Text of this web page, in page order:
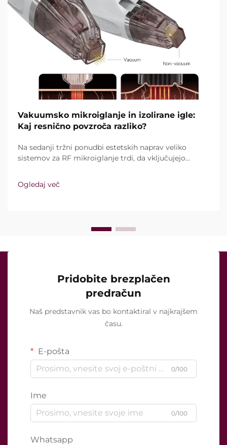
Vakuumsko mikroiglanje in izolirane igle:
Kaj resnično povzroča razliko?
Na sedanji tržni ponudbi estetskih naprav veliko
sistemov za RF mikroiglanje trdi, da vključujejo
vprašanje pa ni le, ali te funkcije sploh obstajajo,
temveč kako natančno delujejo med kliničnim
Ogledaj več
Pridobite brezplačen
predračun
Naš predstavnik vas bo kontaktiral v najkrajšem
času.
E-pošta
0/100
Ime
0/100
Whatsapp